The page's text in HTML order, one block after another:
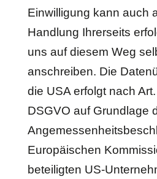
Einwilligung kann auch
Handlung Ihrerseits
uns auf diesem Weg
anschreiben. Die
die USA erfolgt nach
DSGVO auf Grundlage
Europäischen
beteiligten US-